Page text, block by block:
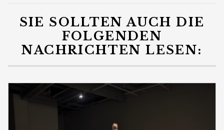
SIE SOLLTEN AUCH DIE
FOLGENDEN
NACHRICHTEN LESEN: